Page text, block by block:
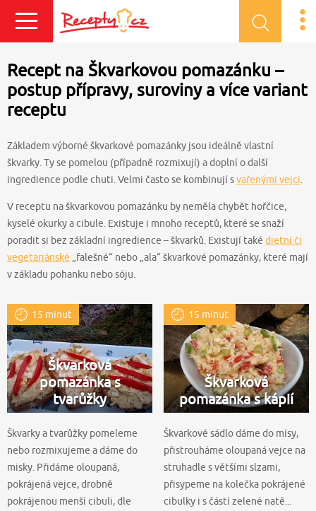
Přihlásit se
Recept na Škvarkovou pomazánku –
postup přípravy, suroviny a více variant
receptu
Základem výborné škvarkové pomazánky jsou ideálně vlastní
škvarky. Ty se pomelou (případně rozmixují) a doplní o další
ingredience podle chuti. Velmi často se kombinují svařenými vejci
V receptu na škvarkovou pomazánku by neměla chybět hořčice,
kyselé okurky a cibule. Existuje i mnoho receptů, které se snaží
poradit si bez základní ingredience – škvarků. Existují také dietní či
vegetariánské „falešné“ nebo „ala“ škvarkové pomazánky, které mají
v základu pohanku nebo sóju.
15 minut
Škvarková
pomazánka s
tvarůžky
Škvarky a tvarůžky pomeleme
nebo rozmixujeme a dáme do
misky. Přidáme oloupaná,
pokrájená vejce, drobně
pokrájenou menší cibuli, dle
15 minut
Škvarková
pomazánka s kápií
Škvarkové sádlo dáme do mísy,
přistrouháme oloupaná vejce na
struhadle s většími slzami,
přisypeme na kolečka pokrájené
cibulky i s částí zelené natě...